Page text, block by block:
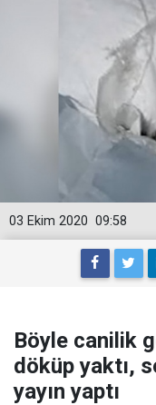
09:58
03 Ekim 2020
Böyle canilik
döküp yaktı,
yayın yaptı